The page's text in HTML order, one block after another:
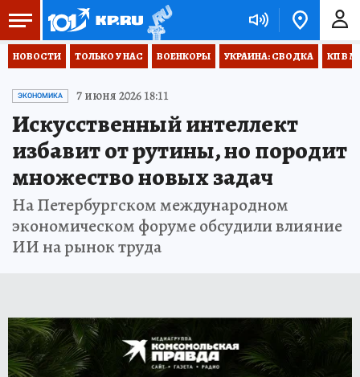
НОВОСТИ ТОЛЬКО У НАС ВОЕНКОРЫ УКРАИНА: СВОДКА КП В
ЭКОНОМИКА 7 июня 2026 18:11
Искусственный интеллект
избавит от рутины, но породит
множество новых задач
На Петербургском международном
экономическом форуме обсудили влияние
ИИ на рынок труда